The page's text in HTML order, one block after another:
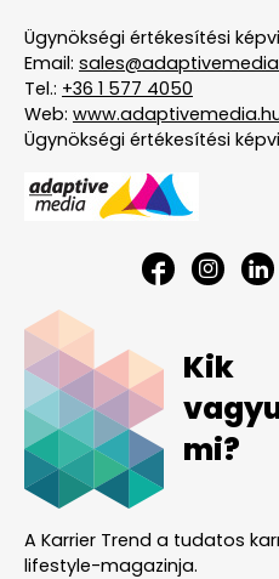
Ügynökségi értékesítési
Email:
Tel.: +36 1 577 4050
Web:
Ügynökségi értékesítési
Kik
mi?
A Karrier Trend a tudatos
lifestyle-magazinja.